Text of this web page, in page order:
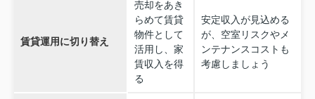
賃貸運用に切り替え
売却をあき
らめて賃貸
物件として
活用し、家
賃収入を得
る
安定収入が見込める
が、空室リスクやメ
ンテナンスコストも
考慮しましょう